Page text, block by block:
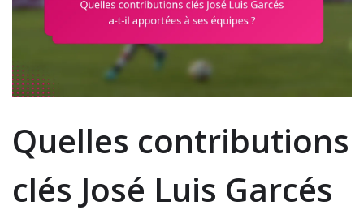
Quelles contributions
clés José Luis Garcés